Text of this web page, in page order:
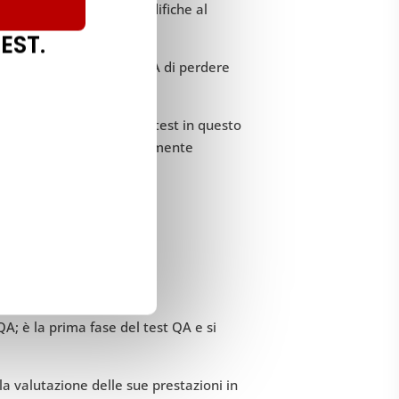
che si apportano modifiche al
impedisce ai team QA di perdere
eseguire lo smoke test in questo
facile ed economicamente
è la prima fase del test QA e si
valutazione delle sue prestazioni in